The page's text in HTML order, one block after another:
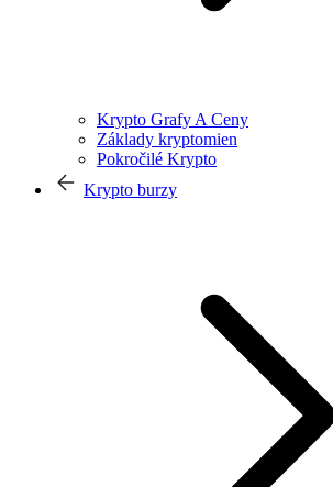
Krypto Grafy A Ceny
Základy kryptomien
Pokročilé Krypto
Krypto burzy